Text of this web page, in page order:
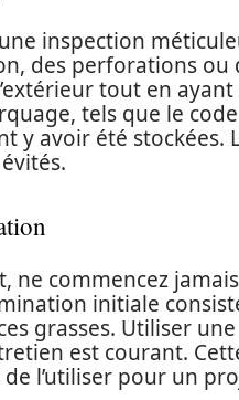
inspection
des perforations
tout en
tels que le
y avoir été stockées.
ne commencez
initiale
grasses. Utiliser
est courant.
l’utiliser pour un